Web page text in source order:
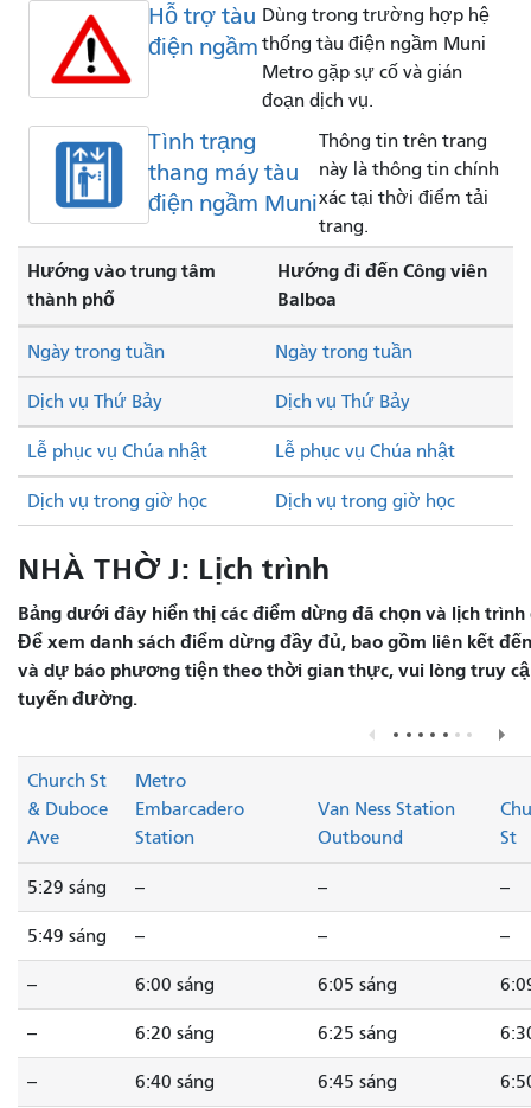
Hỗ trợ tàu
điện ngầm
Dùng trong trường hợp hệ
thống tàu điện ngầm Muni
Metro gặp sự cố và gián
đoạn dịch vụ.
Tình trạng
thang máy tàu
điện ngầm Muni
Thông tin trên trang
này là thông tin chính
xác tại thời điểm tải
trang.
Hướng vào trung tâm
thành phố
Hướng đi đến Công viên
Balboa
Dịch vụ Thứ Bảy Dịch vụ Thứ Bảy
Lễ phục vụ Chúa nhật Lễ phục vụ Chúa nhật
Ngày trong tuần Ngày trong tuần
Dịch vụ trong giờ học Dịch vụ trong giờ học
NHÀ THỜ J: Lịch trình
Bảng dưới đây hiển thị các điểm dừng đã chọn và lịch
Để xem danh sách điểm dừng đầy đủ, bao gồm liên kết
và dự báo phương tiện theo thời gian thực, vui lòng truy
tuyến đường.
Church St
& Duboce
Ave
Metro
Embarcadero
Station
Van Ness Station
Outbound
St
5:29 sáng -- -- --
5:49 sáng -- -- --
-- 6:00 sáng 6:05 sáng
-- 6:20 sáng 6:25 sáng
-- 6:40 sáng 6:45 sáng